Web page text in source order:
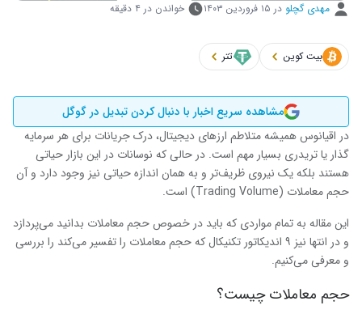
مهدی گچلو در ۱۵ فروردین ۱۴۰۳ خواندن در ۴ دقیقه
بیت کوین تتر
مشاهده سریع اخبار با دنبال کردن تبدیل در گوگل
در اقیانوس همیشه متلاطم ارزهای دیجیتال، درک جریانات برای هر سرمایه
گذار یا تریدری بسیار مهم است. در حالی که نوسانات در این بازار حیاتی
هستند بلکه یک نیروی ظریف‌تر و به همان اندازه حیاتی نیز وجود دارد و آن
حجم معاملات (Trading Volume) است.
این مقاله به تمام مواردی که باید در خصوص حجم معاملات بدانید می‌پردازد
و در انتها نیز ۹ اندیکاتور تکنیکال که حجم معاملات را تفسیر می‌کند را بررسی
و معرفی می‌کنیم.
حجم معاملات چیست؟